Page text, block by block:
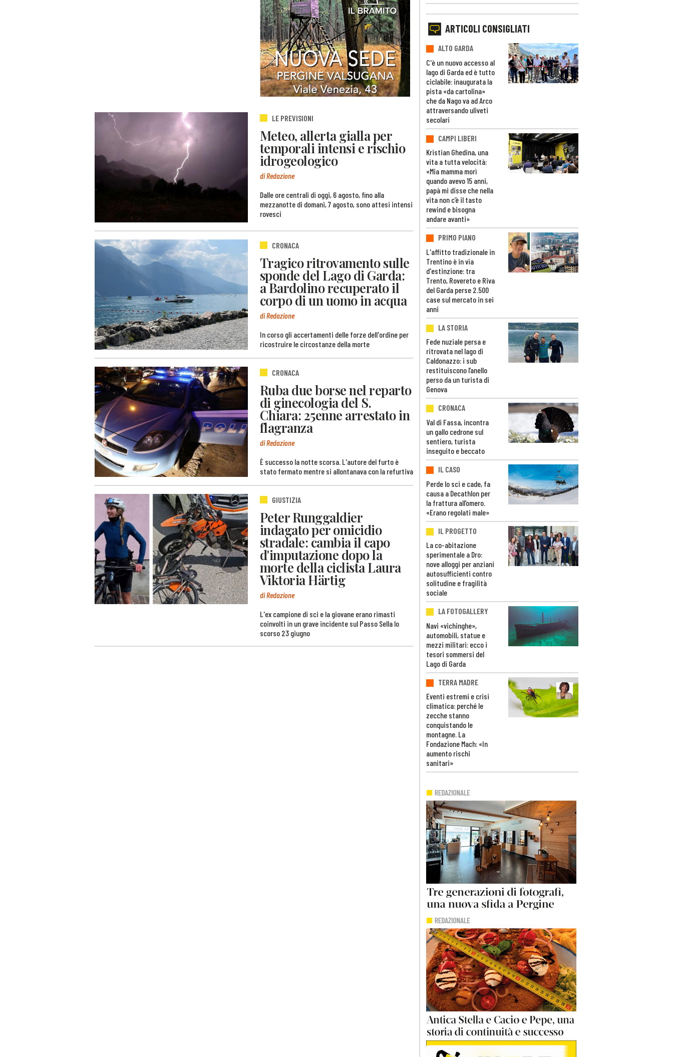
LE PREVISIONI
Meteo, allerta gialla per
temporali intensi e rischio
idrogeologico
di Redazione
Dalle ore centrali di oggi, 6 agosto, fino alla
mezzanotte di domani, 7 agosto, sono attesi intensi
rovesci
CRONACA
Tragico ritrovamento sulle
sponde del Lago di Garda:
a Bardolino recuperato il
corpo di un uomo in acqua
di Redazione
In corso gli accertamenti delle forze dell'ordine per
ricostruire le circostanze della morte
CRONACA
Ruba due borse nel reparto
di ginecologia del S.
Chiara: 25enne arrestato in
flagranza
di Redazione
È successo la notte scorsa. L'autore del furto è
stato fermato mentre si allontanava con la refurtiva
GIUSTIZIA
Peter Runggaldier
indagato per omicidio
stradale: cambia il capo
d'imputazione dopo la
morte della ciclista Laura
Viktoria Härtig
di Redazione
L'ex campione di sci e la giovane erano rimasti
coinvolti in un grave incidente sul Passo Sella lo
scorso 23 giugno
ARTICOLI CONSIGLIATI
ALTO GARDA
C'è un nuovo accesso al
lago di Garda ed è tutto
ciclabile: inaugurata la
pista «da cartolina»
che da Nago va ad Arco
attraversando uliveti
secolari
CAMPI LIBERI
Kristian Ghedina, una
vita a tutta velocità:
«Mia mamma morì
quando avevo 15 anni,
papà mi disse che nella
vita non c’è il tasto
rewind e bisogna
andare avanti»
PRIMO PIANO
L'affitto tradizionale in
Trentino è in via
d'estinzione: tra
Trento, Rovereto e Riva
del Garda perse 2.500
case sul mercato in sei
anni
LA STORIA
Fede nuziale persa e
ritrovata nel lago di
Caldonazzo: i sub
restituiscono l’anello
perso da un turista di
Genova
CRONACA
Val di Fassa, incontra
un gallo cedrone sul
sentiero, turista
inseguito e beccato
IL CASO
Perde lo sci e cade, fa
causa a Decathlon per
la frattura all’omero.
«Erano regolati male»
IL PROGETTO
La co-abitazione
sperimentale a Dro:
nove alloggi per anziani
autosufficienti contro
solitudine e fragilità
sociale
LA FOTOGALLERY
Navi «vichinghe»,
automobili, statue e
mezzi militari: ecco i
tesori sommersi del
Lago di Garda
TERRA MADRE
Eventi estremi e crisi
climatica: perché le
zecche stanno
conquistando le
montagne. La
Fondazione Mach: «In
aumento rischi
sanitari»